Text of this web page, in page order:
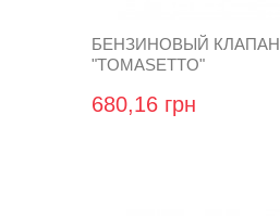
БЕНЗИНОВЫЙ КЛАПАН
"TOMASETTO"
680,16 грн